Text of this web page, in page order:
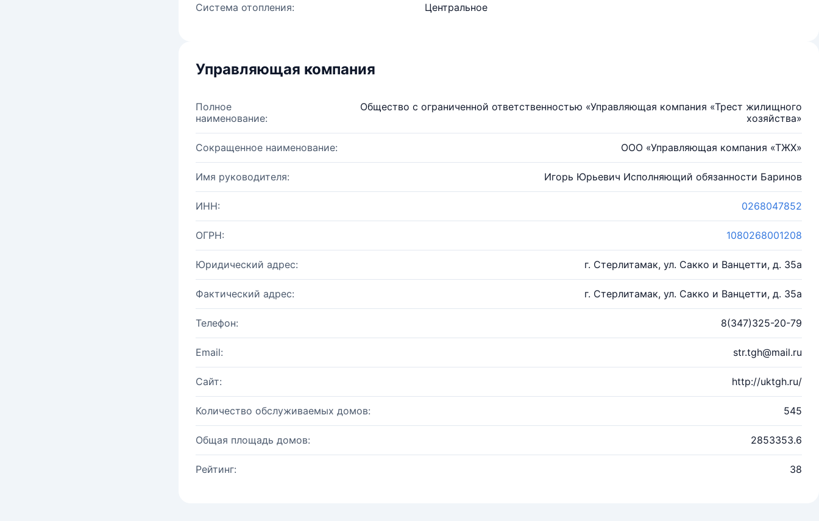
Система отопления: Центральное
Управляющая компания
Полное
наименование:
Общество с ограниченной ответственностью «Управляющая компания «Трест жилищного
хозяйства»
Сокращенное наименование: ООО «Управляющая компания «ТЖХ»
Имя руководителя: Игорь Юрьевич Исполняющий обязанности Баринов
ИНН: 0268047852
ОГРН: 1080268001208
Юридический адрес: г. Стерлитамак, ул. Сакко и Ванцетти, д. 35а
Фактический адрес: г. Стерлитамак, ул. Сакко и Ванцетти, д. 35а
Телефон: 8(347)325-20-79
Email: str.tgh@mail.ru
Сайт: http://uktgh.ru/
Количество обслуживаемых домов: 545
Общая площадь домов: 2853353.6
Рейтинг: 38